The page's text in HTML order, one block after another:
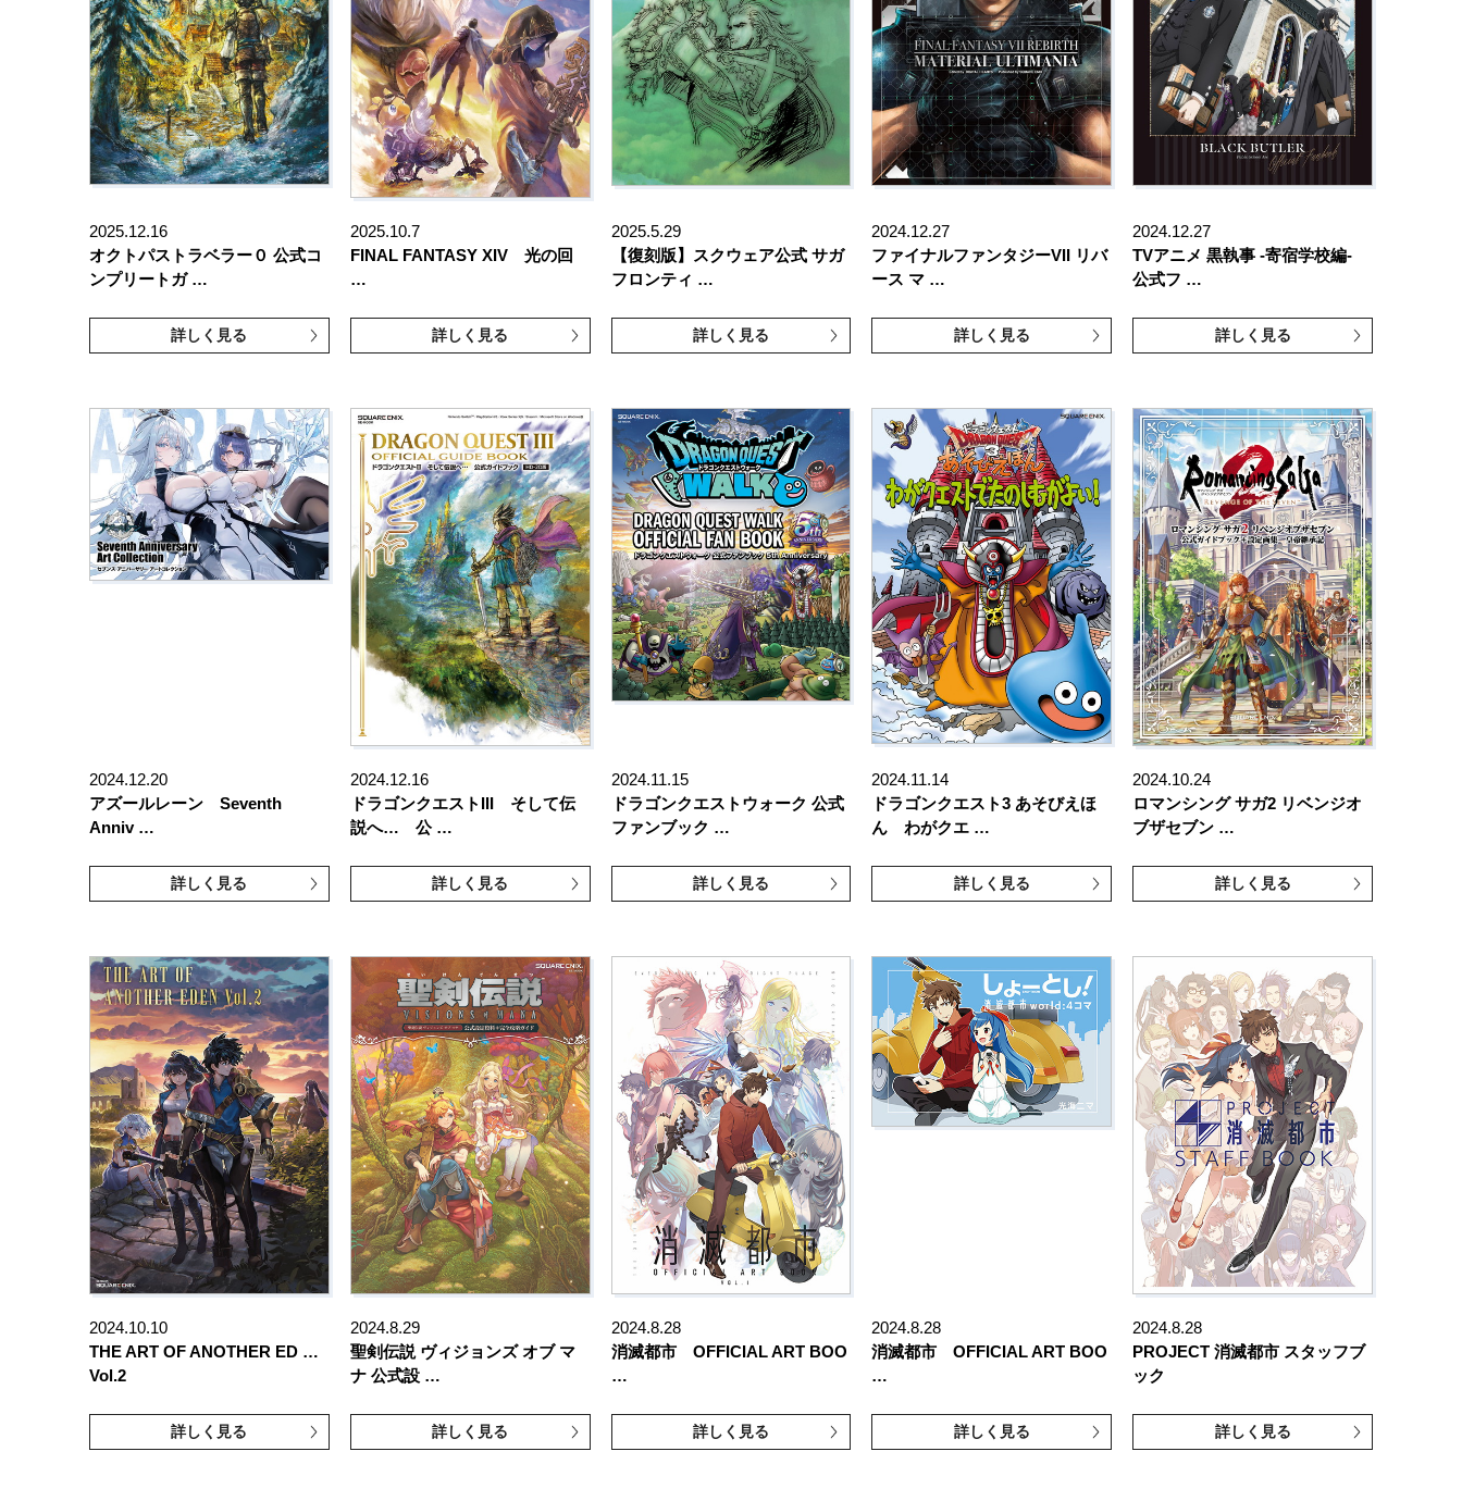
2025.12.16
オクトパストラベラー０ 公式コ
ンプリートガ …
詳しく見る
2025.10.7
FINAL FANTASY XIV 光の回
…
詳しく見る
2025.5.29
【復刻版】スクウェア公式 サガ
フロンティ …
詳しく見る
2024.12.27
ファイナルファンタジーVII リバ
ース マ …
詳しく見る
2024.12.27
TVアニメ 黒執事 -寄宿学校編-
公式フ …
詳しく見る
2024.12.20
アズールレーン Seventh
Anniv …
詳しく見る
2024.12.16
ドラゴンクエストIII そして伝
説へ… 公 …
詳しく見る
2024.11.15
ドラゴンクエストウォーク 公式
ファンブック …
詳しく見る
2024.11.14
ドラゴンクエスト3 あそびえほ
ん わがクエ …
詳しく見る
2024.10.24
ロマンシング サガ2 リベンジオ
ブザセブン …
詳しく見る
2024.10.10
THE ART OF ANOTHER ED …
Vol.2
詳しく見る
2024.8.29
聖剣伝説 ヴィジョンズ オブ マ
ナ 公式設 …
詳しく見る
2024.8.28
消滅都市 OFFICIAL ART BOO
…
詳しく見る
2024.8.28
消滅都市 OFFICIAL ART BOO
…
詳しく見る
2024.8.28
PROJECT 消滅都市 スタッフブ
ック
詳しく見る